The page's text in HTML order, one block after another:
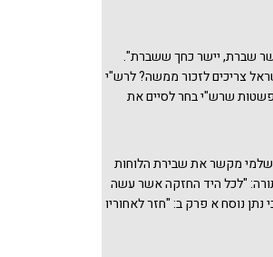
שברת, יישר כחך ששברת".
צריכים לזכור ממשה? לרש"י
שרש"י בחר לסיים את
תלמוד לומר: ולכל היד החזקה.
ומנין אף בשיבור
ט יז) וכאן הוא אומר: אשר
אבל הבחירה איזו
מקשר את שבירת הלוחות
"לכל היד החזקה אשר עשה
נתן נוסח א פרק ב: "חזר לאחוריו